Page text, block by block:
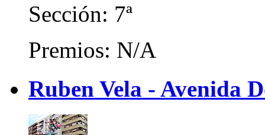
Sección: 7ª
Premios: N/A
Ruben Vela - Avenida